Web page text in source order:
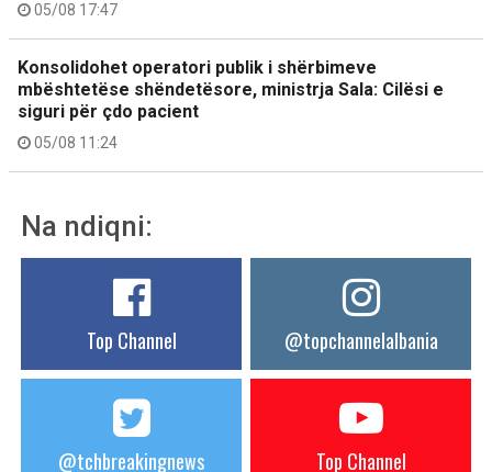
05/08 17:47
Konsolidohet operatori publik i shërbimeve
mbështetëse shëndetësore, ministrja Sala: Cilësi e
siguri për çdo pacient
05/08 11:24
Na ndiqni:
Top Channel @topchannelalbania
@tchbreakingnews Top Channel